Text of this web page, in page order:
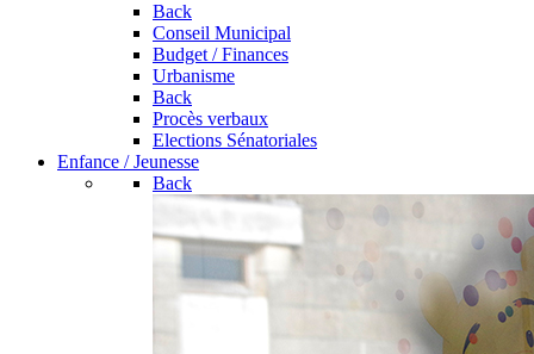
Back
Conseil Municipal
Budget / Finances
Urbanisme
Back
Procès verbaux
Elections Sénatoriales
Enfance / Jeunesse
Back